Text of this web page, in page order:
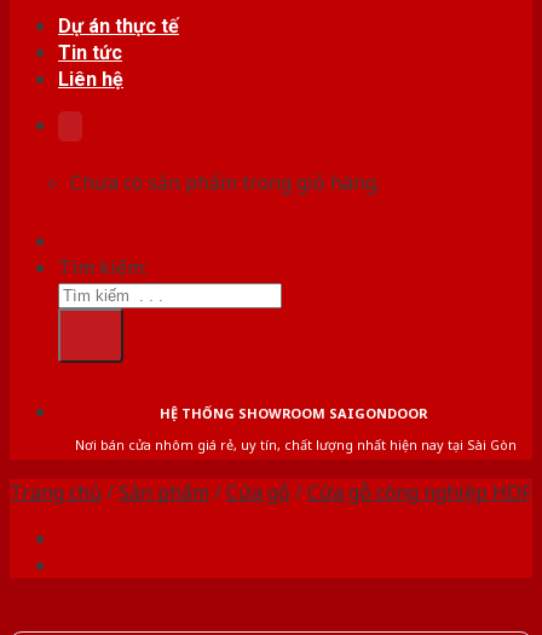
Dự án thực tế
Tin tức
Liên hệ
Chưa có sản phẩm trong giỏ hàng.
Tìm kiếm:
HỆ THỐNG SHOWROOM SAIGONDOOR
Nơi bán cửa nhôm giá rẻ, uy tín, chất lượng nhất hiện nay tại Sài Gòn
Trang chủ /Sản phẩm /Cửa gỗ /Cửa gỗ công nghiệp HDF